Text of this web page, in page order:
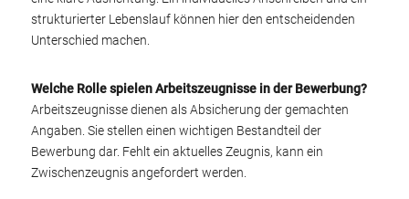
strukturierter Lebenslauf können hier den entscheidenden
Unterschied machen.
Welche Rolle spielen Arbeitszeugnisse in der Bewerbung?
Arbeitszeugnisse dienen als Absicherung der gemachten
Angaben. Sie stellen einen wichtigen Bestandteil der
Bewerbung dar. Fehlt ein aktuelles Zeugnis, kann ein
Zwischenzeugnis angefordert werden.